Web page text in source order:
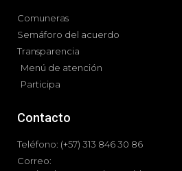
Comuneras
Semáforo del acuerdo
Transparencia
Menú de atención
Participa
Contacto
Teléfono: (+57) 313 846 30 86
Correo: